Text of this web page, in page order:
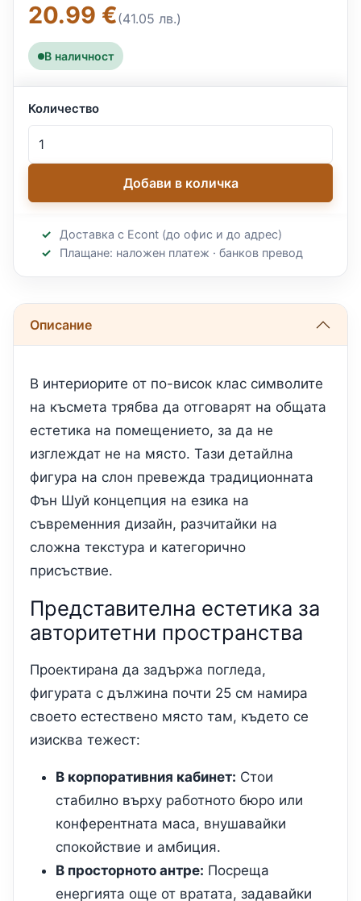
20.99 €(41.05 лв.)
В наличност
Количество
Добави в количка
Доставка с Econt (до офис и до адрес)
Плащане: наложен платеж · банков превод
Описание
В интериорите от по-висок клас символите
на късмета трябва да отговарят на общата
естетика на помещението, за да не
изглеждат не на място. Тази детайлна
фигура на слон превежда традиционната
Фън Шуй концепция на езика на
съвременния дизайн, разчитайки на
сложна текстура и категорично
присъствие.
Представителна естетика за
авторитетни пространства
Проектирана да задържа погледа,
фигурата с дължина почти 25 см намира
своето естествено място там, където се
изисква тежест:
В корпоративния кабинет: Стои
стабилно върху работното бюро или
конферентната маса, внушавайки
спокойствие и амбиция.
В просторното антре: Посреща
енергията още от вратата, задавайки